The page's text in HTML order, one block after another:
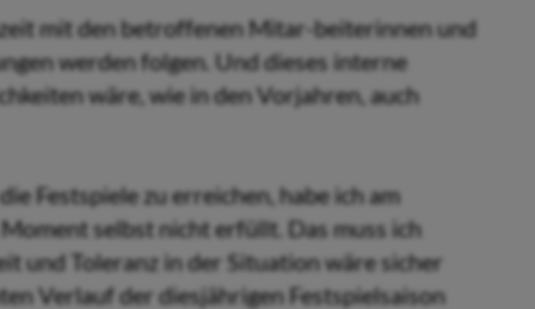
mit den betroffenen Mitar-beiterinnen und
werden folgen. Und dieses interne
wäre, wie in den Vorjahren, auch
Festspiele zu erreichen, habe ich am
selbst nicht erfüllt. Das muss ich
und Toleranz in der Situation wäre sicher
Verlauf der diesjährigen Festspielsaison